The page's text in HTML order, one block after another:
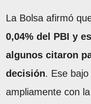
La Bolsa afirmó
0,04% del PBI y
algunos citaron
decisión. Ese
ampliamente con